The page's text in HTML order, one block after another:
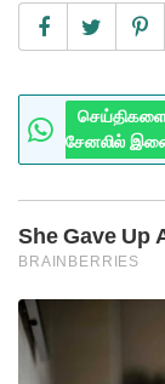
செய்திகளை
சேனலில்